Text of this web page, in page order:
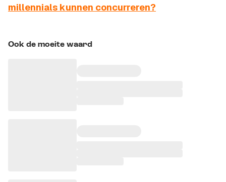
millennials kunnen concurreren?
Ook de moeite waard